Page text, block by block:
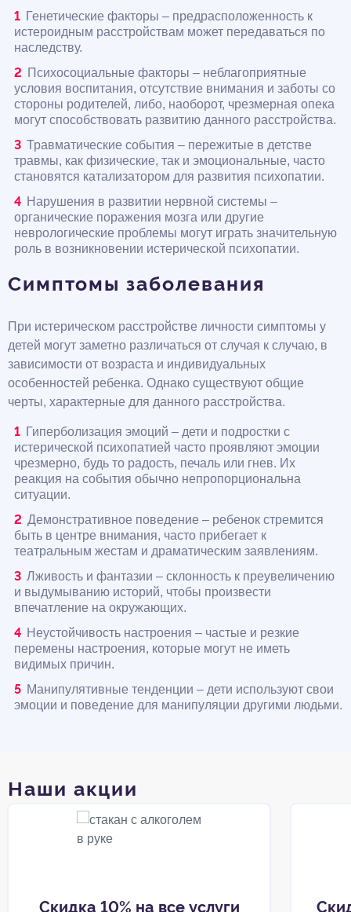
Генетические факторы – предрасположенность к
истероидным расстройствам может передаваться по
наследству.
Психосоциальные факторы – неблагоприятные
условия воспитания, отсутствие внимания и заботы со
стороны родителей, либо, наоборот, чрезмерная опека
могут способствовать развитию данного расстройства.
Травматические события – пережитые в детстве
травмы, как физические, так и эмоциональные, часто
становятся катализатором для развития психопатии.
Нарушения в развитии нервной системы –
органические поражения мозга или другие
неврологические проблемы могут играть значительную
роль в возникновении истерической психопатии.
Симптомы заболевания
При истерическом расстройстве личности симптомы у
детей могут заметно различаться от случая к случаю, в
зависимости от возраста и индивидуальных
особенностей ребенка. Однако существуют общие
черты, характерные для данного расстройства.
Гиперболизация эмоций – дети и подростки с
истерической психопатией часто проявляют эмоции
чрезмерно, будь то радость, печаль или гнев. Их
реакция на события обычно непропорциональна
ситуации.
Демонстративное поведение – ребенок стремится
быть в центре внимания, часто прибегает к
театральным жестам и драматическим заявлениям.
Лживость и фантазии – склонность к преувеличению
и выдумыванию историй, чтобы произвести
впечатление на окружающих.
Неустойчивость настроения – частые и резкие
перемены настроения, которые могут не иметь
видимых причин.
Манипулятивные тенденции – дети используют свои
эмоции и поведение для манипуляции другими людьми.
Наши акции
Скидка 10% на все услуги